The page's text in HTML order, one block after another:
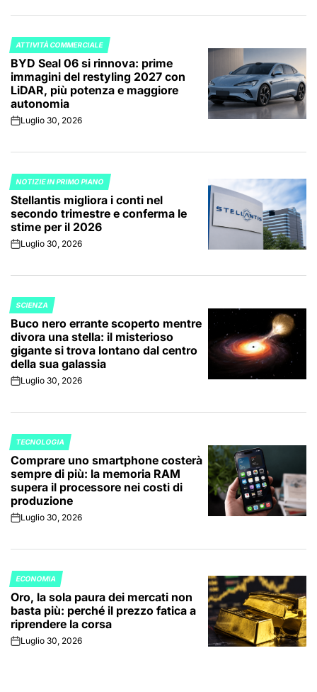
POSTED
IN
ATTIVITÀ COMMERCIALE
BYD Seal 06 si rinnova: prime
immagini del restyling 2027 con
LiDAR, più potenza e maggiore
autonomia
onLuglio 30, 2026
POSTED
IN
NOTIZIE IN PRIMO PIANO
Stellantis migliora i conti nel
secondo trimestre e conferma le
stime per il 2026
onLuglio 30, 2026
POSTED
IN
SCIENZA
Buco nero errante scoperto mentre
divora una stella: il misterioso
gigante si trova lontano dal centro
della sua galassia
onLuglio 30, 2026
POSTED
IN
TECNOLOGIA
Comprare uno smartphone costerà
sempre di più: la memoria RAM
supera il processore nei costi di
produzione
onLuglio 30, 2026
POSTED
IN
ECONOMIA
Oro, la sola paura dei mercati non
basta più: perché il prezzo fatica a
riprendere la corsa
onLuglio 30, 2026